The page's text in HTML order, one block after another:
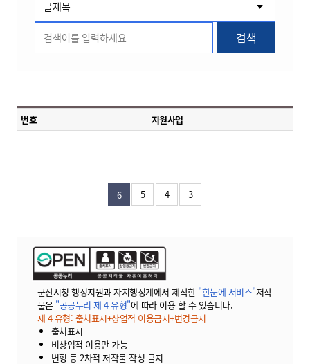
검색
번호 지원사업
6 5 4 3
군산시청 행정지원과 자치행정계에서 제작한 "한눈에 서비스"저작
물은 "공공누리 제 4 유형"에 따라 이용 할 수 있습니다.
제 4 유형: 출처표시+상업적 이용금지+변경금지
출처표시
비상업적 이용만 가능
변형 등 2차적 저작물 작성 금지